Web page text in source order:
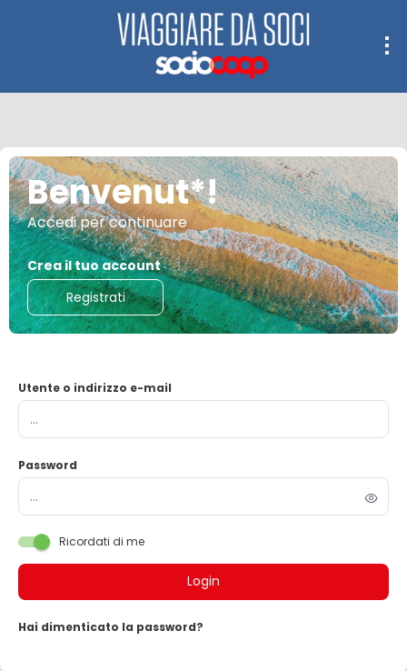
Benvenut*!
Accedi per continuare
Crea il tuo account
Registrati
Utente o indirizzo e-mail
Password
Ricordati di me
Login
Hai dimenticato la password?